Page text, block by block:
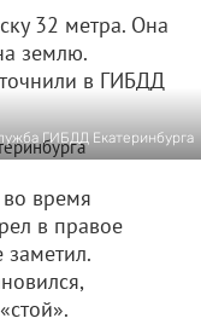
32 метра. Она
землю.
в ГИБДД
ГИБДД Екатеринбурга
во время
в правое